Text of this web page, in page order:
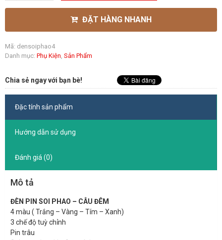
ĐẶT HÀNG NHANH
Mã: densoiphao4
Danh mục: Phụ Kiện, Sản Phẩm
Chia sẻ ngay với bạn bè!
Đặc tính sản phẩm
Hướng dẫn sử dụng
Đánh giá (0)
Mô tả
ĐÈN PIN SOI PHAO – CÂU ĐÊM
4 màu ( Trắng – Vàng – Tím – Xanh)
3 chế độ tuỳ chỉnh
Pin trâu